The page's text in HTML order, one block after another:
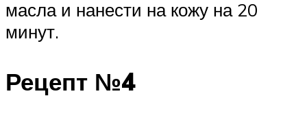
масла и нанести на кожу на 20
минут.
Рецепт №4